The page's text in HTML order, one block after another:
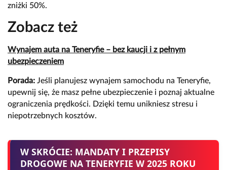
zniżki 50%.
Zobacz też
Wynajem auta na Teneryfie – bez kaucji i z pełnym
ubezpieczeniem
Porada: Jeśli planujesz wynajem samochodu na Teneryfie,
upewnij się, że masz pełne ubezpieczenie i poznaj aktualne
ograniczenia prędkości. Dzięki temu unikniesz stresu i
niepotrzebnych kosztów.
W SKRÓCIE: MANDATY I PRZEPISY
DROGOWE NA TENERYFIE W 2025 ROKU